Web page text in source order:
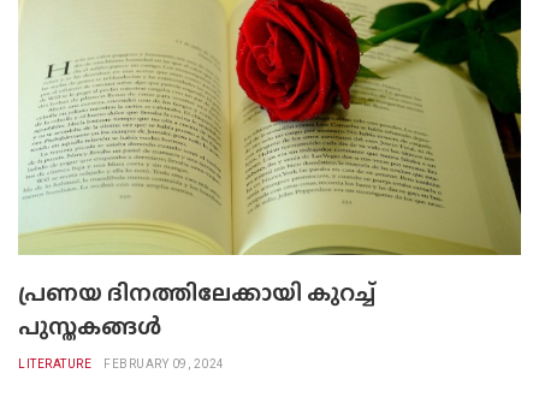
പ്രണയ ദിനത്തിലേക്കായി കുറച്ച്
പുസ്തകങ്ങൾ
LITERATURE FEBRUARY 09, 2024